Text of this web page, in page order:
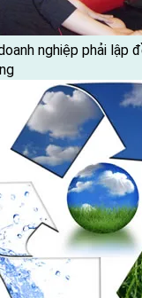
nghiệp phải lập